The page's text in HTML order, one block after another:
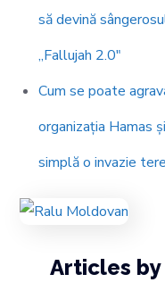
să devină
„Fallujah 2.0″
Cum se poate
organizația Hamas
simplă o invazie
Articles